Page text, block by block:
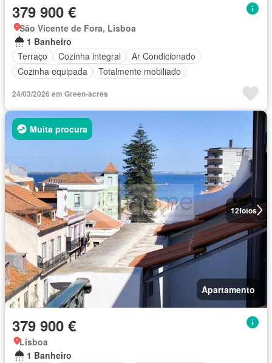
379 900 €
São Vicente de Fora, Lisboa
1 Banheiro
Terraço
Cozinha integral
Ar Condicionado
Cozinha equipada
Totalmente mobiliado
24/03/2026 em Green-acres
12fotos
Muita procura
Apartamento
379 900 €
Lisboa
1 Banheiro